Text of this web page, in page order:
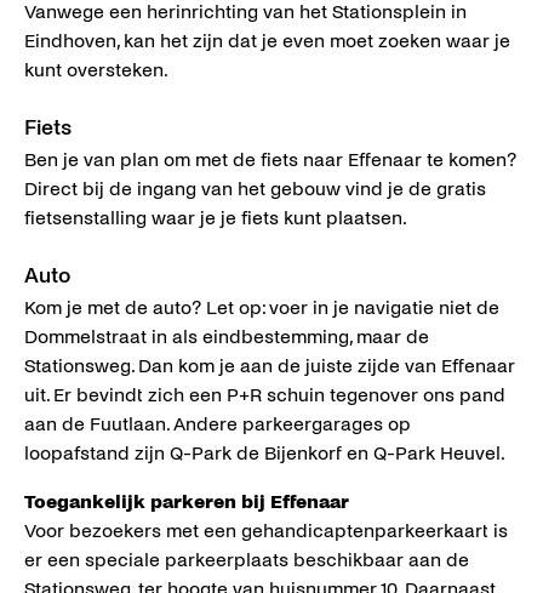
Vanwege een herinrichting van het Stationsplein in
Eindhoven, kan het zijn dat je even moet zoeken waar je
kunt oversteken.
Fiets
Ben je van plan om met de fiets naar Effenaar te komen?
Direct bij de ingang van het gebouw vind je de gratis
fietsenstalling waar je je fiets kunt plaatsen.
Auto
Kom je met de auto? Let op: voer in je navigatie niet de
Dommelstraat in als eindbestemming, maar de
Stationsweg. Dan kom je aan de juiste zijde van Effenaar
uit. Er bevindt zich een P+R schuin tegenover ons pand
aan de Fuutlaan. Andere parkeergarages op
loopafstand zijn Q-Park de Bijenkorf en Q-Park Heuvel.
Toegankelijk parkeren bij Effenaar
Voor bezoekers met een gehandicaptenparkeerkaart is
er een speciale parkeerplaats beschikbaar aan de
Stationsweg, ter hoogte van huisnummer 10. Daarnaast